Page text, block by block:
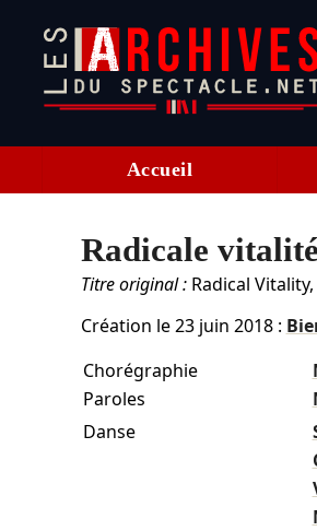
Accueil
Radicale vitalité
Titre original :Radical
Création le23 juin 2018:
Chorégraphie
Paroles
Danse